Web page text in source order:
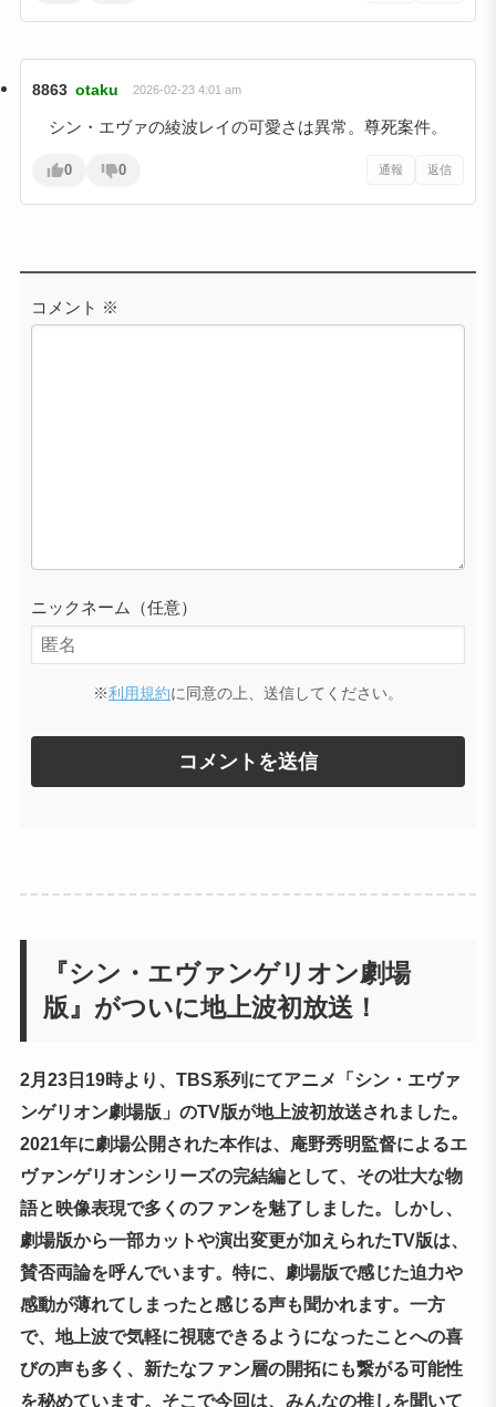
8863 otaku 2026-02-23 4:01 am
シン・エヴァの綾波レイの可愛さは異常。尊死案件。
0 0 通報 返信
コメント ※
ニックネーム（任意）
※利用規約に同意の上、送信してください。
『シン・エヴァンゲリオン劇場
版』がついに地上波初放送！
2月23日19時より、TBS系列にてアニメ「シン・エヴァ
ンゲリオン劇場版」のTV版が地上波初放送されました。
2021年に劇場公開された本作は、庵野秀明監督によるエ
ヴァンゲリオンシリーズの完結編として、その壮大な物
語と映像表現で多くのファンを魅了しました。しかし、
劇場版から一部カットや演出変更が加えられたTV版は、
賛否両論を呼んでいます。特に、劇場版で感じた迫力や
感動が薄れてしまったと感じる声も聞かれます。一方
で、地上波で気軽に視聴できるようになったことへの喜
びの声も多く、新たなファン層の開拓にも繋がる可能性
を秘めています。そこで今回は、みんなの推しを聞いて